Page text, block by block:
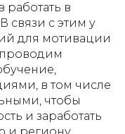
работать в
связи с этим у
для мотивации
в том числе
чтобы
и заработать